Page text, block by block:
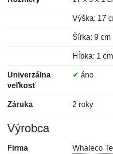
Výška: 17
Šírka: 9 cm
Hĺbka: 1 cm
Univerzálna
veľkosť
✔ áno
Záruka 2 roky
Výrobca
Firma Whaleco